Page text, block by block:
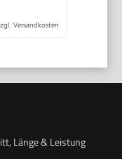
Versandkosten
Länge & Leistung